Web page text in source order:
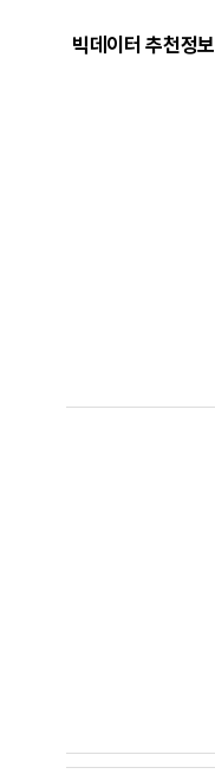
빅데이터 추천정보